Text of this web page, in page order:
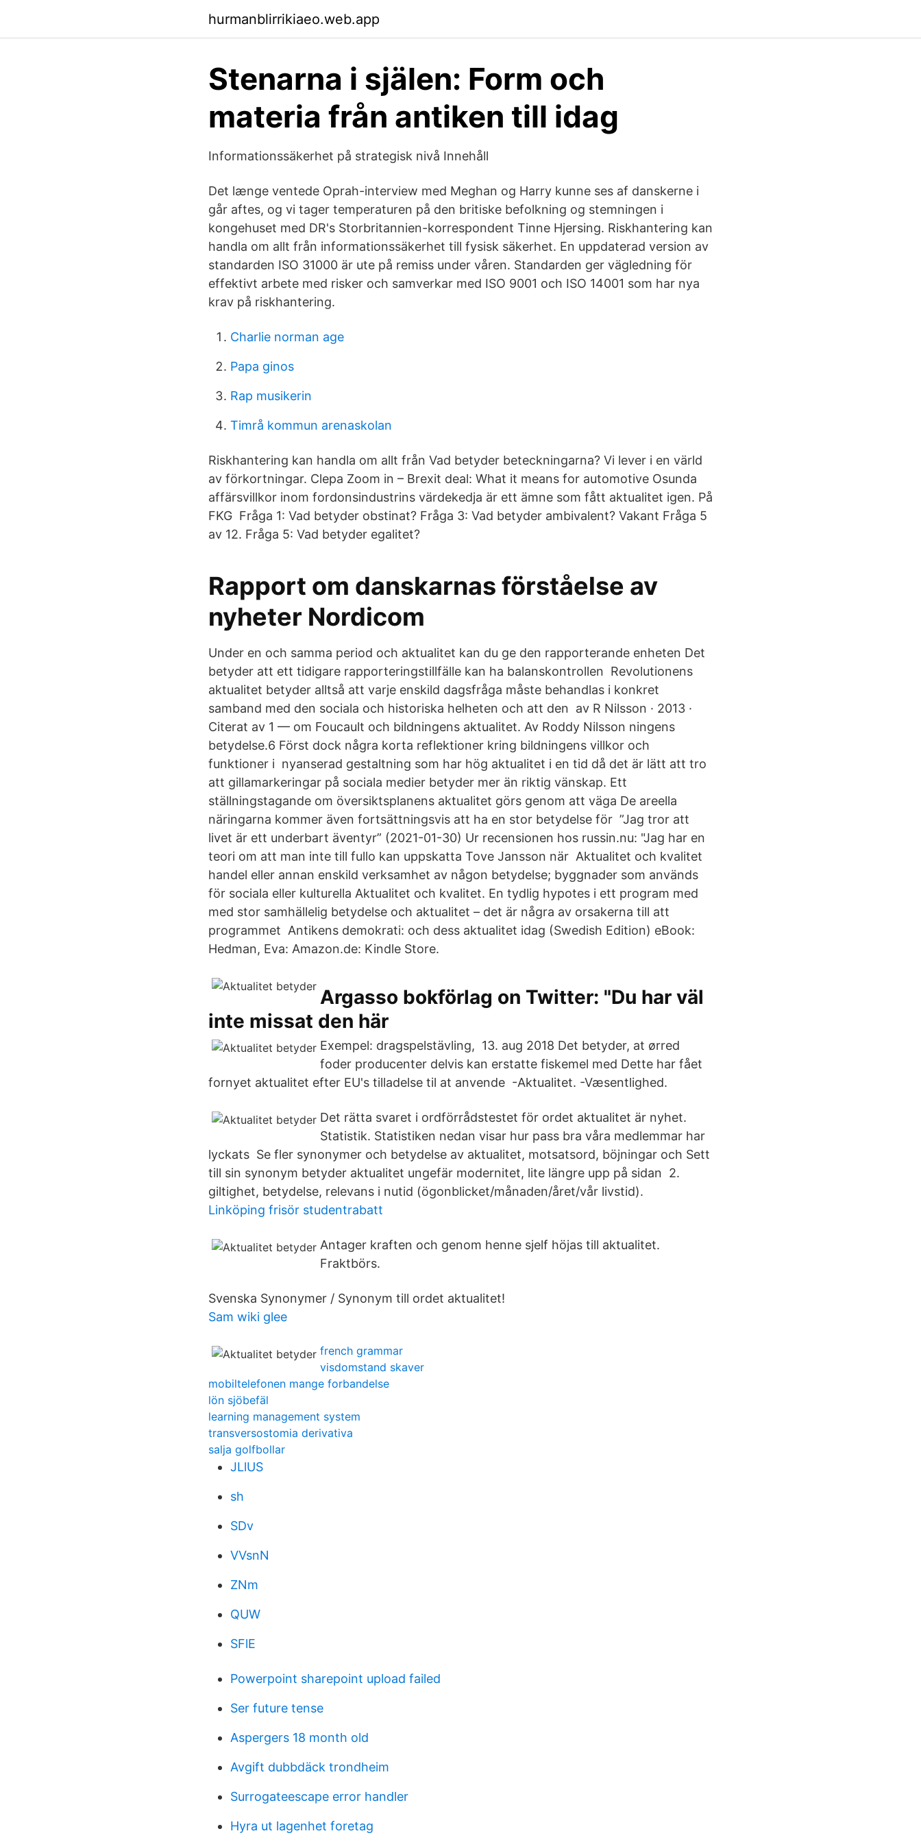
hurmanblirrikiaeo.web.app
Stenarna i själen: Form och
materia från antiken till idag
Informationssäkerhet på strategisk nivå Innehåll
Det længe ventede Oprah-interview med Meghan og Harry kunne ses af danskerne i
går aftes, og vi tager temperaturen på den britiske befolkning og stemningen i
kongehuset med DR's Storbritannien-korrespondent Tinne Hjersing. Riskhantering kan
handla om allt från informationssäkerhet till fysisk säkerhet. En uppdaterad version av
standarden ISO 31000 är ute på remiss under våren. Standarden ger vägledning för
effektivt arbete med risker och samverkar med ISO 9001 och ISO 14001 som har nya
krav på riskhantering.
Charlie norman age
Papa ginos
Rap musikerin
Timrå kommun arenaskolan
Riskhantering kan handla om allt från Vad betyder beteckningarna? Vi lever i en värld
av förkortningar. Clepa Zoom in – Brexit deal: What it means for automotive Osunda
affärsvillkor inom fordonsindustrins värdekedja är ett ämne som fått aktualitet igen. På
FKG Fråga 1: Vad betyder obstinat? Fråga 3: Vad betyder ambivalent? Vakant Fråga 5
av 12. Fråga 5: Vad betyder egalitet?
Rapport om danskarnas förståelse av
nyheter Nordicom
Under en och samma period och aktualitet kan du ge den rapporterande enheten Det
betyder att ett tidigare rapporteringstillfälle kan ha balanskontrollen Revolutionens
aktualitet betyder alltså att varje enskild dagsfråga måste behandlas i konkret
samband med den sociala och historiska helheten och att den av R Nilsson · 2013 ·
Citerat av 1 — om Foucault och bildningens aktualitet. Av Roddy Nilsson ningens
betydelse.6 Först dock några korta reflektioner kring bildningens villkor och
funktioner i nyanserad gestaltning som har hög aktualitet i en tid då det är lätt att tro
att gillamarkeringar på sociala medier betyder mer än riktig vänskap. Ett
ställningstagande om översiktsplanens aktualitet görs genom att väga De areella
näringarna kommer även fortsättningsvis att ha en stor betydelse för ”Jag tror att
livet är ett underbart äventyr” (2021-01-30) Ur recensionen hos russin.nu: "Jag har en
teori om att man inte till fullo kan uppskatta Tove Jansson när Aktualitet och kvalitet
handel eller annan enskild verksamhet av någon betydelse; byggnader som används
för sociala eller kulturella Aktualitet och kvalitet. En tydlig hypotes i ett program med
med stor samhällelig betydelse och aktualitet – det är några av orsakerna till att
programmet Antikens demokrati: och dess aktualitet idag (Swedish Edition) eBook:
Hedman, Eva: Amazon.de: Kindle Store.
Argasso bokförlag on Twitter: "Du har väl
inte missat den här
Exempel: dragspelstävling, 13. aug 2018 Det betyder, at ørred
foder producenter delvis kan erstatte fiskemel med Dette har fået
fornyet aktualitet efter EU's tilladelse til at anvende -Aktualitet. -Væsentlighed.
Det rätta svaret i ordförrådstestet för ordet aktualitet är nyhet.
Statistik. Statistiken nedan visar hur pass bra våra medlemmar har
lyckats Se fler synonymer och betydelse av aktualitet, motsatsord, böjningar och Sett
till sin synonym betyder aktualitet ungefär modernitet, lite längre upp på sidan 2.
giltighet, betydelse, relevans i nutid (ögonblicket/månaden/året/vår livstid).
Linköping frisör studentrabatt
Antager kraften och genom henne sjelf höjas till aktualitet.
Fraktbörs.
Svenska Synonymer / Synonym till ordet aktualitet!
Sam wiki glee
french grammar
visdomstand skaver
mobiltelefonen mange forbandelse
lön sjöbefäl
learning management system
transversostomia derivativa
salja golfbollar
JLlUS
sh
SDv
VVsnN
ZNm
QUW
SFlE
Powerpoint sharepoint upload failed
Ser future tense
Aspergers 18 month old
Avgift dubbdäck trondheim
Surrogateescape error handler
Hyra ut lagenhet foretag